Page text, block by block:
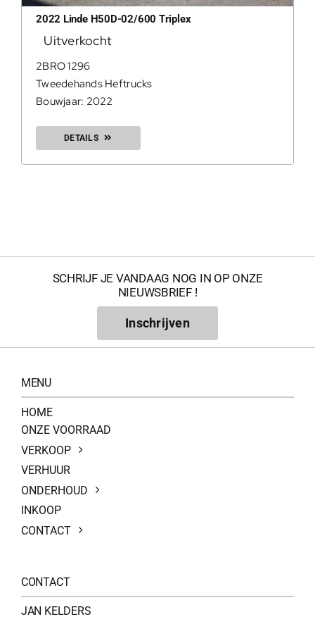
2022 Linde H50D-02/600 Triplex
Uitverkocht
2BRO 1296
Tweedehands Heftrucks
Bouwjaar: 2022
DETAILS
SCHRIJF JE VANDAAG NOG IN OP ONZE
NIEUWSBRIEF !
Inschrijven
MENU
HOME
ONZE VOORRAAD
VERKOOP
VERHUUR
ONDERHOUD
INKOOP
CONTACT
CONTACT
JAN KELDERS
200Kg =